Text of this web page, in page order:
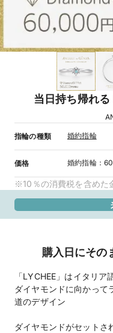
当日持ち帰れ
指輪の種類 婚約指輪
価格 婚約指輪：
※10％の消費税を含めた
購入日にその
「LYCHEE」はイタリア
ダイヤモンドに向かって
道のデザイン
ダイヤモンドがセットさ